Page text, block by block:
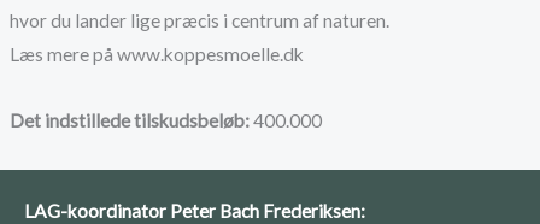
hvor du lander lige præcis i centrum af naturen.
Læs mere på www.koppesmoelle.dk
Det indstillede tilskudsbeløb:400.000
LAG-koordinator Peter Bach Frederiksen: